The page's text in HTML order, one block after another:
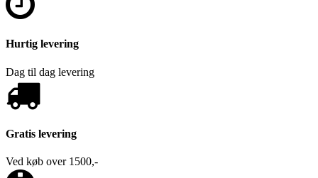
Hurtig levering
Dag til dag levering
Gratis levering
Ved køb over 1500,-